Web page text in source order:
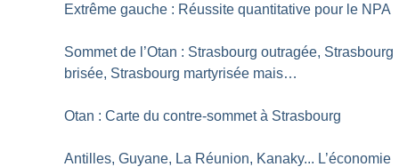
Extrême gauche : Réussite quantitative pour le NPA
Sommet de l’Otan : Strasbourg outragée, Strasbourg
brisée, Strasbourg martyrisée mais…
Otan : Carte du contre-sommet à Strasbourg
Antilles, Guyane, La Réunion, Kanaky... L’économie